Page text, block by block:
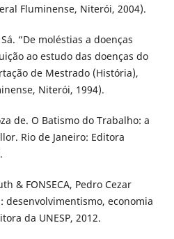
Fluminense, Niterói, 2004).
“De moléstias a doenças
ao estudo das doenças do
de Mestrado (História),
Niterói, 1994).
de. O Batismo do Trabalho: a
Rio de Janeiro: Editora
& FONSECA, Pedro Cezar
desenvolvimentismo, economia
da UNESP, 2012.